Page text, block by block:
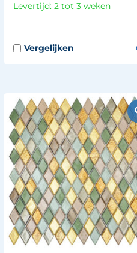
Levertijd: 2 tot 3 weken